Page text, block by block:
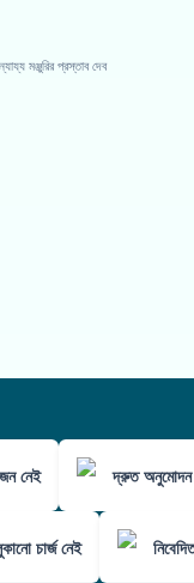
মঞ্জুরির প্রস্তাব দেব
নেই দ্রুত অনুমোদন
চার্জ নেই